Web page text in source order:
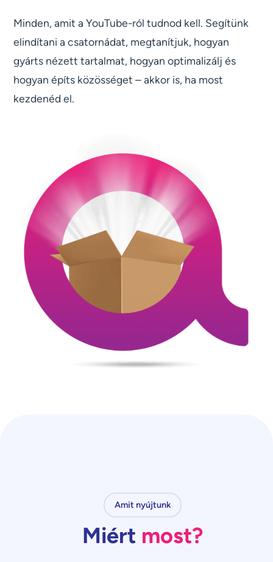
Minden, amit a YouTube-ról tudnod kell. Segítünk
elindítani a csatornádat, megtanítjuk, hogyan
gyárts nézett tartalmat, hogyan optimalizálj és
hogyan építs közösséget – akkor is, ha most
kezdenéd el.
Amit nyújtunk
Miért most?